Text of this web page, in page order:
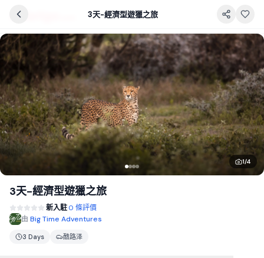
3天-經濟型遊獵之旅
1/4
3天-經濟型遊獵之旅
新入駐0 條評價
由 Big Time Adventures
3 Days 酷路泽